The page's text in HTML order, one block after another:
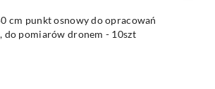
cm punkt osnowy do opracowań
do pomiarów dronem - 10szt